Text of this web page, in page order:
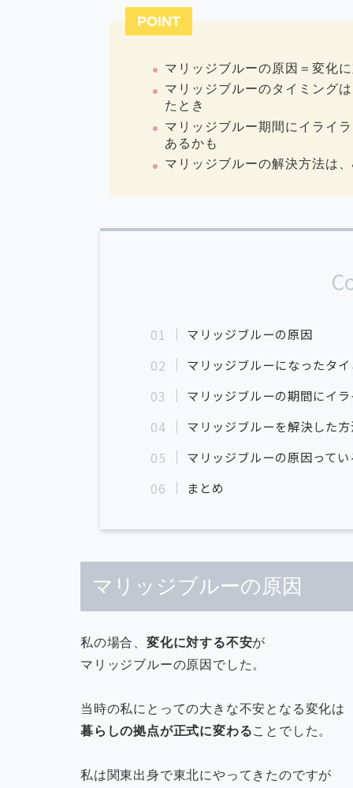
POINT
マリッジブルーの原因＝変化
マリッジブルーのタイミング
たとき
マリッジブルー期間にイライ
あるかも
マリッジブルーの解決方法は
マリッジブルーの原因
マリッジブルーになったタ
マリッジブルーの期間にイ
マリッジブルーを解決した
マリッジブルーの原因って
まとめ
マリッジブルーの原因
私の場合、 変化に対する不安が
マリッジブルーの原因でした。
当時の私にとっての大きな不安となる変化は
暮らしの拠点が正式に変わることでした。
私は関東出身で東北にやってきたのですが